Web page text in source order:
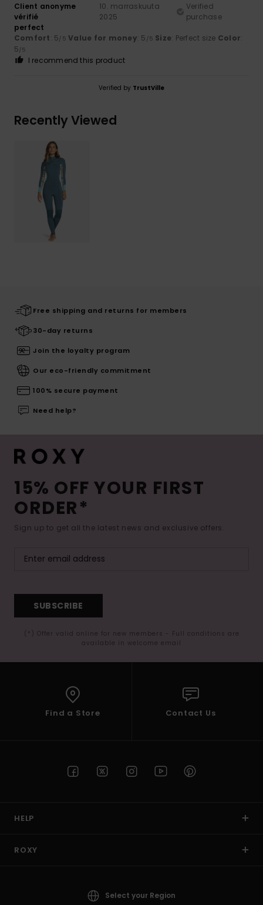
Client anonyme
vérifié
10. marraskuuta
2025
Verified
purchase
perfect
Comfort: 5/5 Value for money: 5 /5 Size: Perfect size Color:
5/5
I recommend this product
Verified by TrustVille
Recently Viewed
Free shipping and returns for members
30-day returns
Join the loyalty program
Our eco-friendly commitment
100% secure payment
Need help?
15% OFF YOUR FIRST
ORDER*
Sign up to get all the latest news and exclusive offers.
SUBSCRIBE
(*) Offer valid online for new members - Full conditions are
available in welcome email
Find a Store Contact Us
HELP
ROXY
Select your Region